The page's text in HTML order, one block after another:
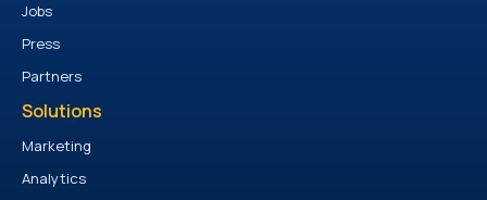
Jobs
Press
Partners
Solutions
Marketing
Analytics